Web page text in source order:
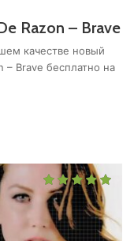
Razon – Brave
качестве новый
– Brave бесплатно на